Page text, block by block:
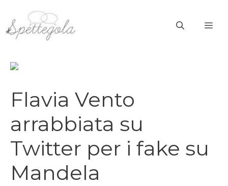
contenuto
Flavia Vento
arrabbiata su
Twitter per i fake su
Mandela